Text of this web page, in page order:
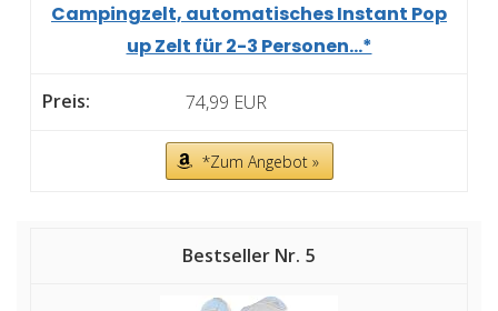
Campingzelt, automatisches Instant Pop
up Zelt für 2-3 Personen...*
74,99 EUR
*Zum Angebot »
5